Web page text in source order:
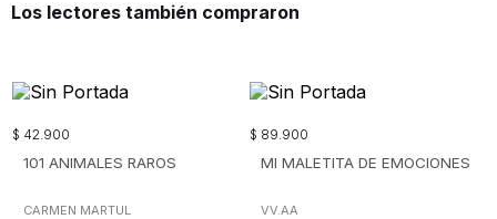
Los lectores también compraron
$ 42.900
101 ANIMALES RAROS
CARMEN MARTUL
$ 89.900
MI MALETITA DE EMOCIONES
VV.AA